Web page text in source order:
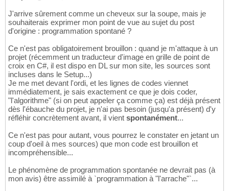
J'arrive sûrement comme un cheveux sur la soupe, mais je
souhaiterais exprimer mon point de vue au sujet du post
d'origine : programmation spontané ?
Ce n'est pas obligatoirement brouillon : quand je m'attaque à un
projet (récemment un traducteur d'image en grille de point de
croix en C#, il est dispo en DL sur mon site, les sources sont
incluses dans le Setup...)
Je me met devant l'ordi, et les lignes de codes viennet
immédiatement, je sais exactement ce que je dois coder,
"l'algorithme" (si on peut appeler ça comme ça) est déjà présent
dès l'ébauche du projet, je n'ai pas besoin (jusqu'a présent) d'y
réfléhir concrètement avant, il vient spontanément...
Ce n'est pas pour autant, vous pourrez le constater en jetant un
coup d'oeil à mes sources) que mon code est brouillon et
incompréhensible...
Le phénomène de programmation spontanée ne devrait pas (à
mon avis) être assimilé à `programmation à "l'arrache"`...